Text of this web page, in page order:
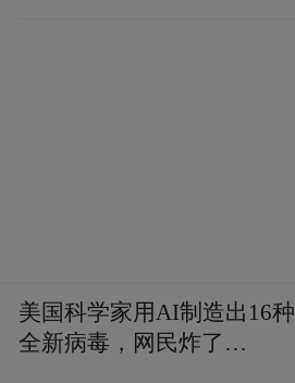
美国科学家用AI制造出16种
全新病毒，网民炸了…